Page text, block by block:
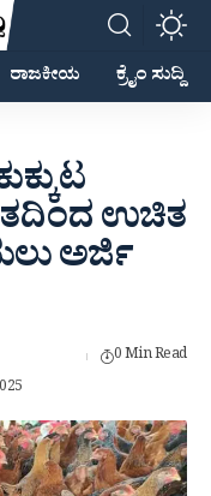
ರಾಜಕೀಯ ಕ್ರೈಂ ಸುದ್ದಿ
ಉಚಿತ
ಅರ್ಜಿ
0 Min Read